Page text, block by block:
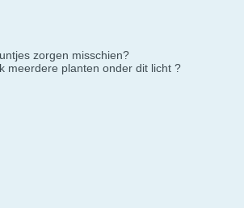
zorgen misschien?
meerdere planten onder dit licht ?